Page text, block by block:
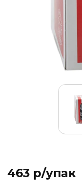
463 p/упак